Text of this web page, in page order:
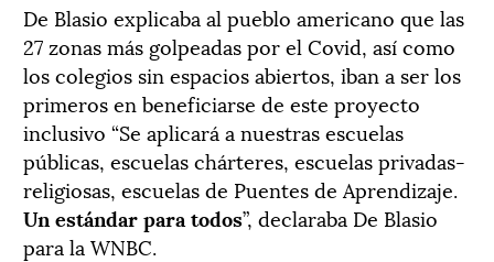
De Blasio explicaba al pueblo americano que las
27 zonas más golpeadas por el Covid, así como
los colegios sin espacios abiertos, iban a ser los
primeros en beneficiarse de este proyecto
inclusivo “Se aplicará a nuestras escuelas
públicas, escuelas chárteres, escuelas privadas-
religiosas, escuelas de Puentes de Aprendizaje.
Un estándar para todos”, declaraba De Blasio
para la WNBC.